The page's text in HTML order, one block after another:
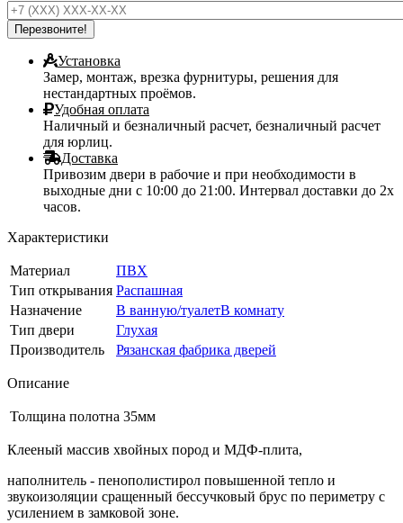
Установка
Замер, монтаж, врезка фурнитуры, решения для
нестандартных проёмов.
Удобная оплата
Наличный и безналичный расчет, безналичный расчет
для юрлиц.
Доставка
Привозим двери в рабочие и при необходимости в
выходные дни с 10:00 до 21:00. Интервал доставки до 2х
часов.
Характеристики
Материал
ПВХ
Тип открывания Распашная
Назначение
В ванную/туалетВ комнату
Тип двери
Глухая
Производитель
Рязанская фабрика дверей
Описание
Толщина полотна 35мм
Клееный массив хвойных пород и МДФ-плита,
наполнитель - пенополистирол повышенной тепло и
звукоизоляции сращенный бессучковый брус по периметру с
усилением в замковой зоне.